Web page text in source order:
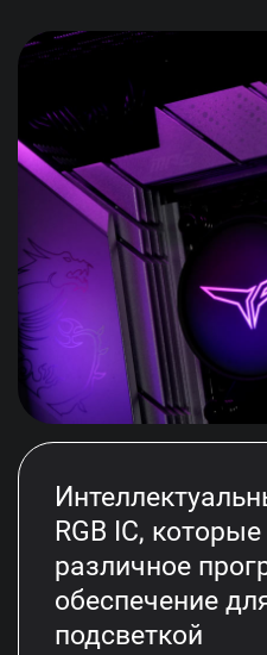
RGB IC,
различное
обеспечение
подсветкой